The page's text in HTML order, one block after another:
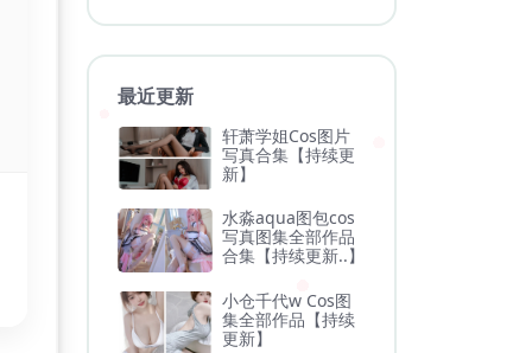
最近更新
轩萧学姐Cos图片
写真合集【持续更
新】
水淼aqua图包cos
写真图集全部作品
合集【持续更新..】
小仓千代w Cos图
集全部作品【持续
更新】